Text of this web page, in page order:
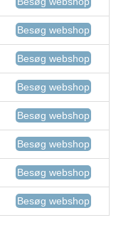
Besøg webshop
Besøg webshop
Besøg webshop
Besøg webshop
Besøg webshop
Besøg webshop
Besøg webshop